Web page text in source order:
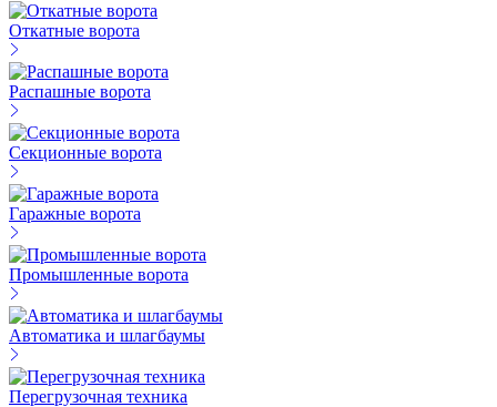
Откатные ворота
Распашные ворота
Секционные ворота
Гаражные ворота
Промышленные ворота
Автоматика и шлагбаумы
Перегрузочная техника